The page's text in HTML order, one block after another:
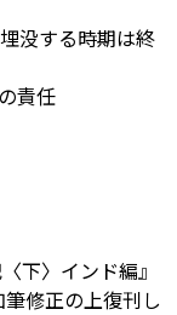
没する時期は終
責任
下〉インド編』
筆修正の上復刊し